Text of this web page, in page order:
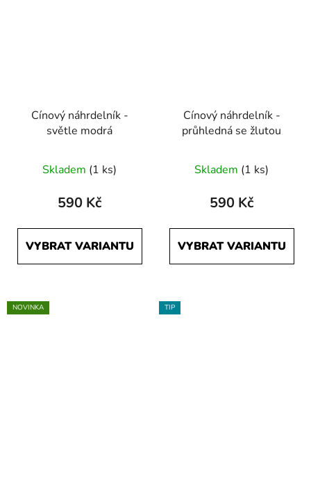
Cínový náhrdelník -
světle modrá
Skladem (1 ks)
590 Kč
VYBRAT VARIANTU
Cínový náhrdelník -
průhledná se žlutou
Skladem (1 ks)
590 Kč
VYBRAT VARIANTU
NOVINKA TIP